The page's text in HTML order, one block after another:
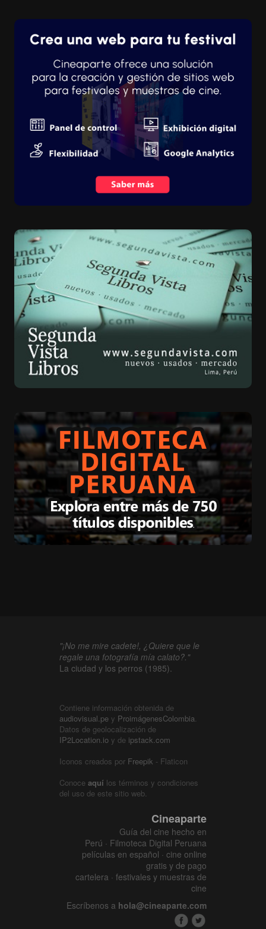
"¡No me mire cadete!, ¿Quiere que le
regale una fotografía mía calato?."
La ciudad y los perros (1985).
Contiene información obtenida de
audiovisual.pe y ProimágenesColombia.
Datos de geolocalización de
IP2Location.io y de ipstack.com
Iconos creados por Freepik - Flaticon
Conoce aquí los términos y condiciones
del uso de este sitio web.
Cineaparte
Guía del cine hecho en
Perú · Filmoteca Digital Peruana
películas en español · cine online
gratis y de pago
cartelera · festivales y muestras de
cine
Escríbenos a hola@cineaparte.com